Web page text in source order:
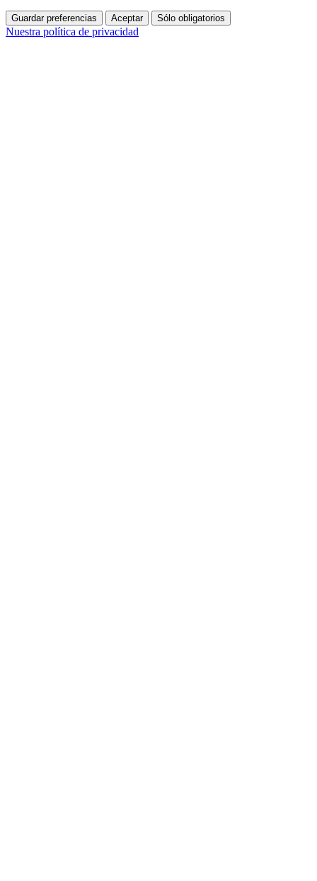
Guardar preferencias Aceptar Sólo obligatorios
Nuestra política de privacidad